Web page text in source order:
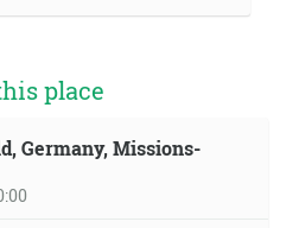
place
Germany, Missions-